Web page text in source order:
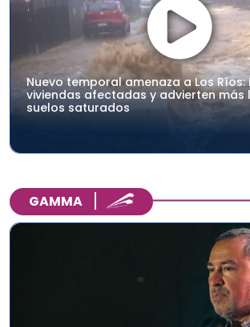
Nuevo temporal amenaza a Los Ríos:
viviendas afectadas y advierten más
suelos saturados
GAMMA